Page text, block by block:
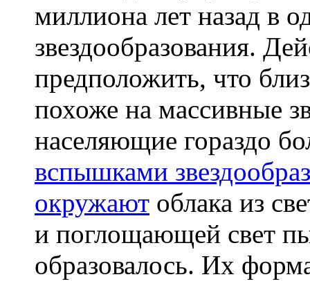
миллиона лет назад в
звездообразования.
предположить, что
похоже на массивные
населяющие гораздо
вспышками
окружают облака из
и поглощающей свет
образовалось. Их